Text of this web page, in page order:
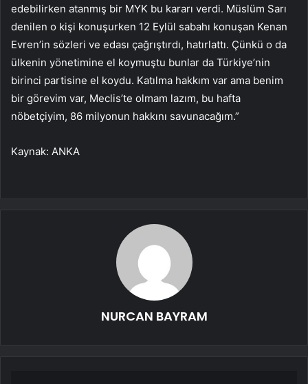
edebilirken atanmış bir MYK bu kararı verdi. Müslüm Sarı
denilen o kişi konuşurken 12 Eylül sabahı konuşan Kenan
Evren’in sözleri ve edası çağrıştırdı, hatırlattı. Çünkü o da
ülkenin yönetimine el koymuştu bunlar da Türkiye’nin
birinci partisine el koydu. Katılma hakkım var ama benim
bir görevim var, Meclis’te olmam lazım, bu hafta
nöbetçiyim, 86 milyonun hakkını savunacağım.”
Kaynak: ANKA
NURCAN BAYRAM